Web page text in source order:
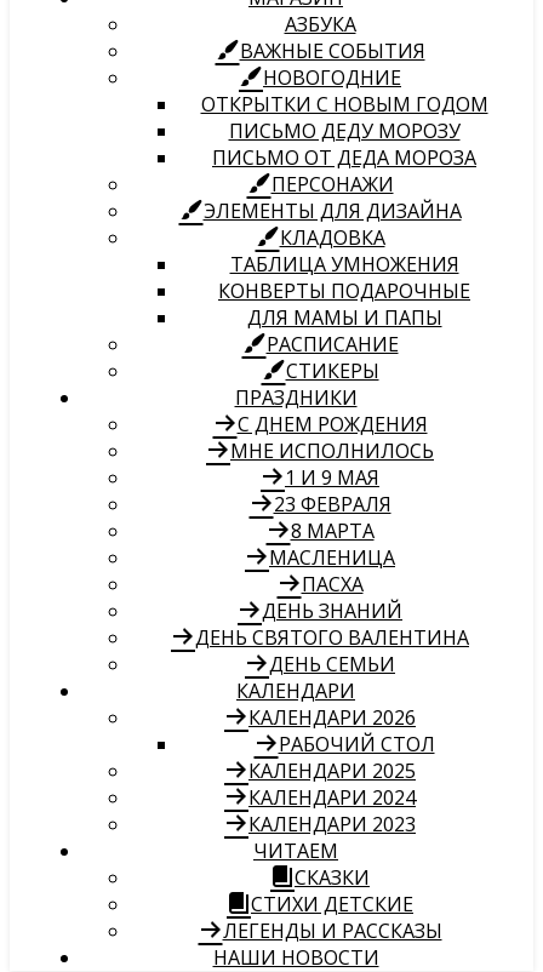
АЗБУКА
ВАЖНЫЕ СОБЫТИЯ
НОВОГОДНИЕ
ОТКРЫТКИ С НОВЫМ ГОДОМ
ПИСЬМО ДЕДУ МОРОЗУ
ПИСЬМО ОТ ДЕДА МОРОЗА
ПЕРСОНАЖИ
ЭЛЕМЕНТЫ ДЛЯ ДИЗАЙНА
КЛАДОВКА
ТАБЛИЦА УМНОЖЕНИЯ
КОНВЕРТЫ ПОДАРОЧНЫЕ
ДЛЯ МАМЫ И ПАПЫ
РАСПИСАНИЕ
СТИКЕРЫ
ПРАЗДНИКИ
С ДНЕМ РОЖДЕНИЯ
МНЕ ИСПОЛНИЛОСЬ
1 И 9 МАЯ
23 ФЕВРАЛЯ
8 МАРТА
МАСЛЕНИЦА
ПАСХА
ДЕНЬ ЗНАНИЙ
ДЕНЬ СВЯТОГО ВАЛЕНТИНА
ДЕНЬ СЕМЬИ
КАЛЕНДАРИ
КАЛЕНДАРИ 2026
РАБОЧИЙ СТОЛ
КАЛЕНДАРИ 2025
КАЛЕНДАРИ 2024
КАЛЕНДАРИ 2023
ЧИТАЕМ
СКАЗКИ
СТИХИ ДЕТСКИЕ
ЛЕГЕНДЫ И РАССКАЗЫ
НАШИ НОВОСТИ